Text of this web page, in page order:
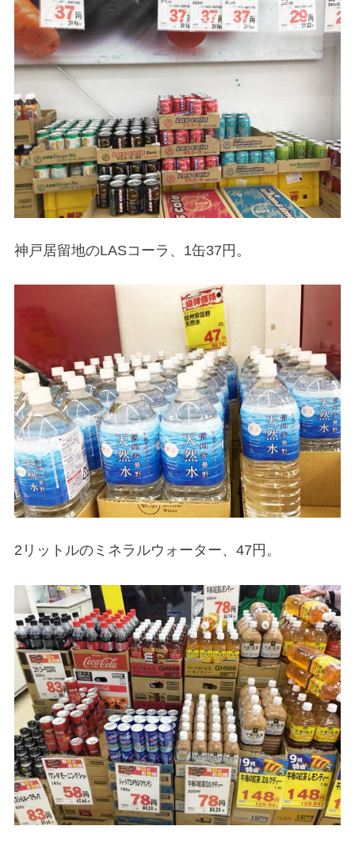
神戸居留地のLASコーラ、1缶37円。
2リットルのミネラルウォーター、47円。